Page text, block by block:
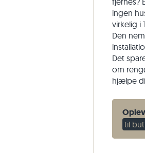
Polygonale terrassefliser
ingen
virkelig i
Den
Det
om
hjælpe
til